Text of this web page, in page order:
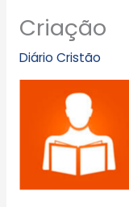
Criação
Diário Cristão